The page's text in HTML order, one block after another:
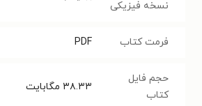
نسخه فیزیکی
فرمت کتاب PDF
حجم فایل
کتاب
۳۸.۳۳ مگابایت